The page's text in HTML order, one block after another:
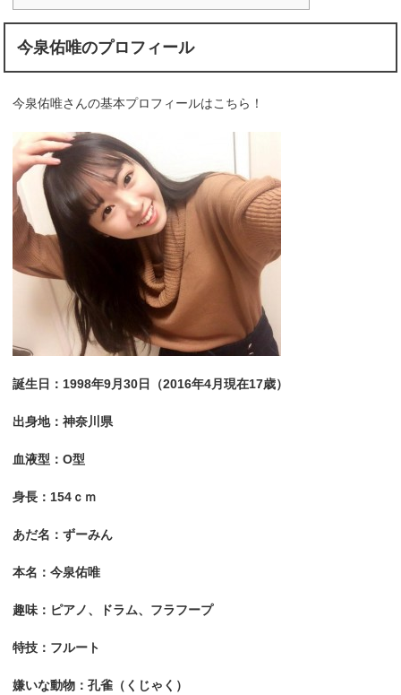
今泉佑唯のプロフィール
今泉佑唯さんの基本プロフィールはこちら！
誕生日：1998年9月30日（2016年4月現在17歳）
出身地：神奈川県
血液型：O型
身長：154ｃｍ
あだ名：ずーみん
本名：今泉佑唯
趣味：ピアノ、ドラム、フラフープ
特技：フルート
嫌いな動物：孔雀（くじゃく）